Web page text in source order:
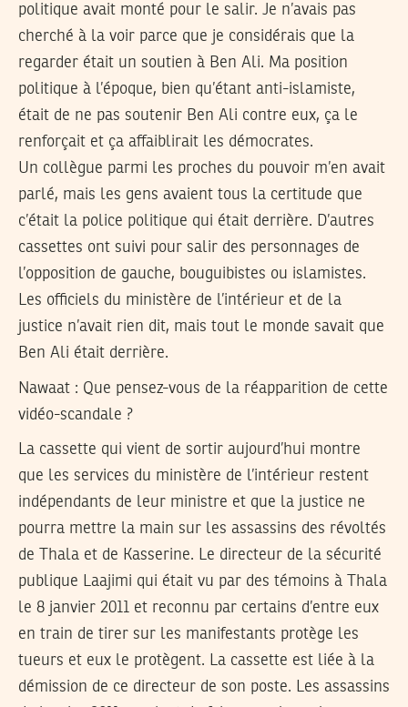
politique avait monté pour le salir. Je n’avais pas
cherché à la voir parce que je considérais que la
regarder était un soutien à Ben Ali. Ma position
politique à l’époque, bien qu’étant anti-islamiste,
était de ne pas soutenir Ben Ali contre eux, ça le
renforçait et ça affaiblirait les démocrates.
Un collègue parmi les proches du pouvoir m’en avait
parlé, mais les gens avaient tous la certitude que
c’était la police politique qui était derrière. D’autres
cassettes ont suivi pour salir des personnages de
l’opposition de gauche, bouguibistes ou islamistes.
Les officiels du ministère de l’intérieur et de la
justice n’avait rien dit, mais tout le monde savait que
Ben Ali était derrière.
Nawaat : Que pensez-vous de la réapparition de cette
vidéo-scandale ?
La cassette qui vient de sortir aujourd’hui montre
que les services du ministère de l’intérieur restent
indépendants de leur ministre et que la justice ne
pourra mettre la main sur les assassins des révoltés
de Thala et de Kasserine. Le directeur de la sécurité
publique Laajimi qui était vu par des témoins à Thala
le 8 janvier 2011 et reconnu par certains d’entre eux
en train de tirer sur les manifestants protège les
tueurs et eux le protègent. La cassette est liée à la
démission de ce directeur de son poste. Les assassins